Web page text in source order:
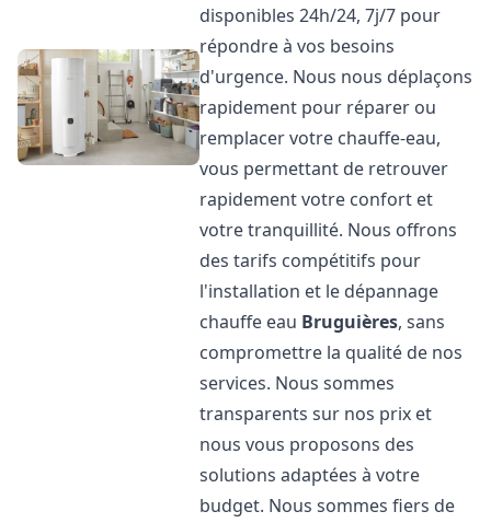
disponibles 24h/24, 7j/7 pour
répondre à vos besoins
d'urgence. Nous nous déplaçons
rapidement pour réparer ou
remplacer votre chauffe-eau,
vous permettant de retrouver
rapidement votre confort et
votre tranquillité. Nous offrons
des tarifs compétitifs pour
l'installation et le dépannage
chauffe eau Bruguières, sans
compromettre la qualité de nos
services. Nous sommes
transparents sur nos prix et
nous vous proposons des
solutions adaptées à votre
budget. Nous sommes fiers de